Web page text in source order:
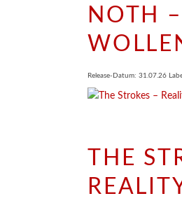
NOTH
Release-Datum: 31.07.26
THE